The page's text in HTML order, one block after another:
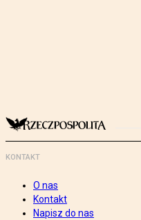
KONTAKT
O nas
Kontakt
Napisz do nas